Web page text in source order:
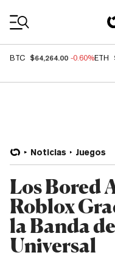
BTC $64,264.00 -0.60%ETH
Noticias Juegos
Los Bored
Roblox
la Banda
Universal